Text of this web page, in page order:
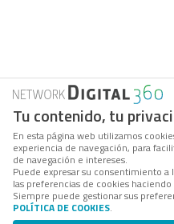
Tu contenido, tu
En esta página web utilizamos
experiencia de navegación, para
de navegación e intereses.
Puede expresar su consentimiento a
las preferencias de cookies haciendo
Siempre puede gestionar sus
POLÍTICA DE COOKIES.